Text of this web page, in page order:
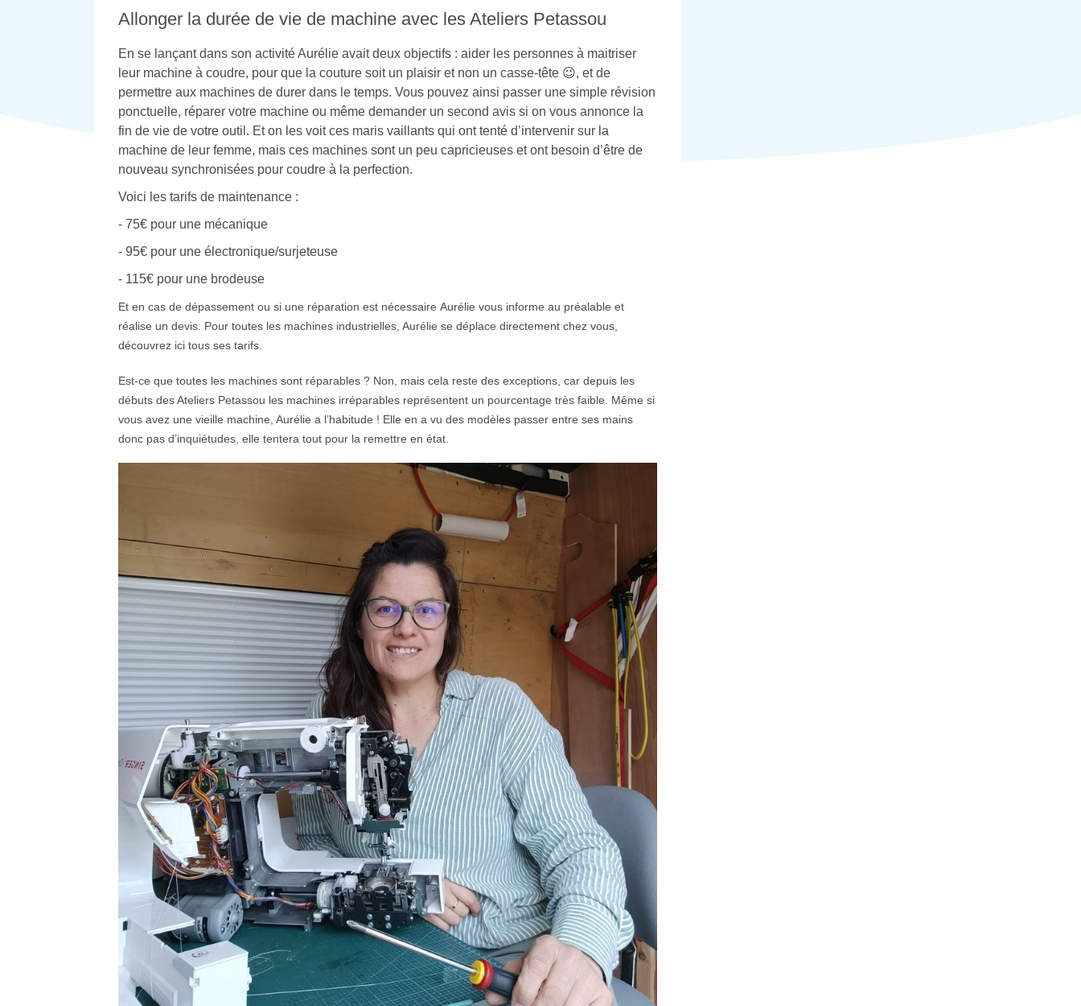
Allonger la durée de vie de machine avec les Ateliers Petassou
En se lançant dans son activité Aurélie avait deux objectifs : aider les personnes à maitriser
leur machine à coudre, pour que la couture soit un plaisir et non un casse-tête 😉, et de
permettre aux machines de durer dans le temps. Vous pouvez ainsi passer une simple révision
ponctuelle, réparer votre machine ou même demander un second avis si on vous annonce la
fin de vie de votre outil. Et on les voit ces maris vaillants qui ont tenté d’intervenir sur la
machine de leur femme, mais ces machines sont un peu capricieuses et ont besoin d’être de
nouveau synchronisées pour coudre à la perfection.
Voici les tarifs de maintenance :
- 75€ pour une mécanique
- 95€ pour une électronique/surjeteuse
- 115€ pour une brodeuse
Et en cas de dépassement ou si une réparation est nécessaire Aurélie vous informe au préalable et
réalise un devis. Pour toutes les machines industrielles, Aurélie se déplace directement chez vous,
découvrez ici tous ses tarifs.
Est-ce que toutes les machines sont réparables ? Non, mais cela reste des exceptions, car depuis les
débuts des Ateliers Petassou les machines irréparables représentent un pourcentage très faible. Même si
vous avez une vieille machine, Aurélie a l’habitude ! Elle en a vu des modèles passer entre ses mains
donc pas d’inquiétudes, elle tentera tout pour la remettre en état.